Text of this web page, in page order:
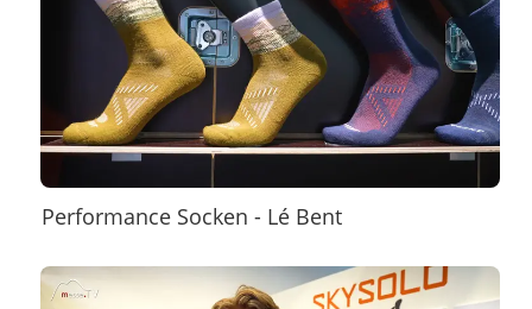
Performance Socken - Lé Bent